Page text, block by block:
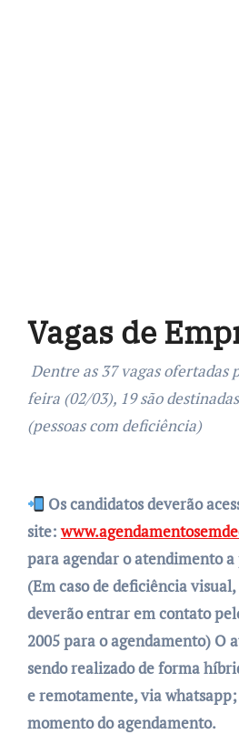
Vagas de
Dentre as 37 vagas ofertadas para esta quarta-
feira (02/03), 19 são
(pessoas com deficiência)
Os candidatos deverão
site:
para agendar o atendimento
(Em caso de deficiência
deverão entrar em contato
2005 para o agendamento) O
sendo realizado de forma
e remotamente, via whatsapp;
momento do agendamento.